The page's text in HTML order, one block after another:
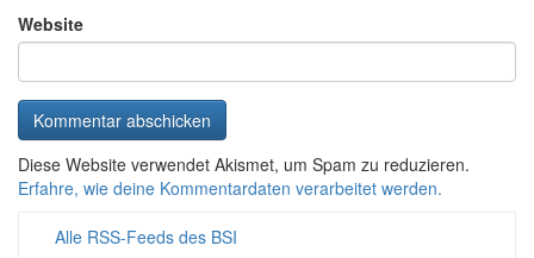
Website
Diese Website verwendet Akismet, um Spam zu reduzieren.
Erfahre, wie deine Kommentardaten verarbeitet werden.
Alle RSS-Feeds des BSI